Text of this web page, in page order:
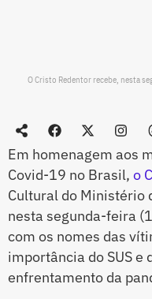
O Cristo Redentor recebe, nesta
Em homenagem aos
Covid-19 no Brasil, o
Cultural do Ministério
nesta segunda-feira
com os nomes das
importância do SUS e
enfrentamento da